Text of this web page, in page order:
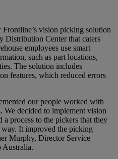
vision picking solution
Distribution Center that caters
employees use smart
such as part locations,
The solution includes
features, which reduced errors
our people worked with
We decided to implement vision
process to the pickers that they
It improved the picking
Murphy, Director Service
Australia.